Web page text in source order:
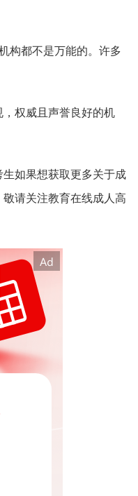
构都不是万能的。许多
权威且声誉良好的机
如果想获取更多关于成
请关注教育在线成人高